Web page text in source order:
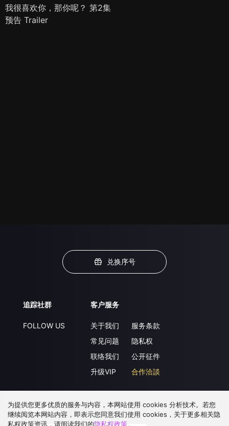
我很喜欢你，那你呢？ 第2集
预告 Trailer
兑换序号
追踪社群
FOLLOW US
客户服务
关于我们
常见问题
联络我们
升级VIP
服务条款
隐私权
公开征件
合作洽談
下载 APP
为提供您更多优质的服务与内容，本网站使用 cookies 分析技术。若您
继续阅览本网站内容，即表示您同意我们使用 cookies，关于更多相关隐
私权政策资讯，请阅读我们的隐私权政策。